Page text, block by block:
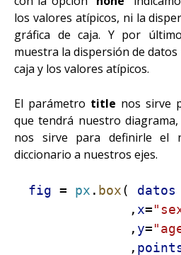
los valores atípicos, ni la
gráfica de caja. Y por
muestra la dispersión de
caja y los valores atípicos.
El parámetro title nos sirve
que tendrá nuestro
nos sirve para definirle el
diccionario a nuestros ejes.
fig = px . box( datos
, x=
, y=
,